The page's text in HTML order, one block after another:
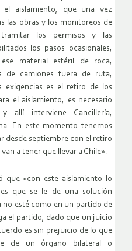
el aislamiento, que una vez
las obras y los monitoreos de
los permisos y las
los pasos ocasionales,
material estéril de roca,
de camiones fuera de ruta,
exigencias es el retiro de los
el aislamiento, es necesario
allí interviene Cancillería,
En este momento tenemos
desde septiembre con el retiro
a tener que llevar a Chile».
que «con este aislamiento lo
que se le de una solución
no esté como en un partido de
el partido, dado que un juicio
es sin prejuicio de lo que
de un órgano bilateral o